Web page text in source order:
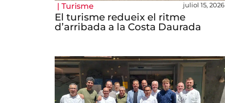
| Turisme juliol 15, 2026
El turisme redueix el ritme
d’arribada a la Costa Daurada